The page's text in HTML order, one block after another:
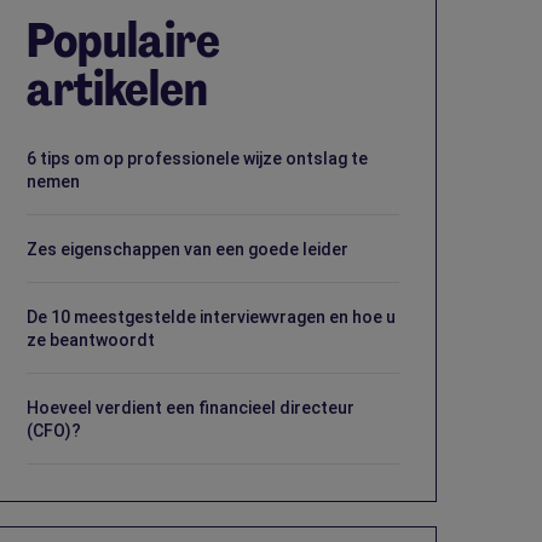
Populaire
artikelen
6 tips om op professionele wijze ontslag te
nemen
Zes eigenschappen van een goede leider
De 10 meestgestelde interviewvragen en hoe u
ze beantwoordt
Hoeveel verdient een financieel directeur
(CFO)?